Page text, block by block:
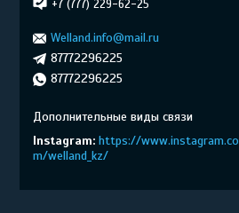
+7 (777) 229-62-25
Welland.info@mail.ru
87772296225
87772296225
Instagram https://www.instagram.co
m/welland_kz/